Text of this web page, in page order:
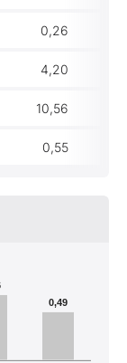
0,26
4,20
10,56
0,55
0,49